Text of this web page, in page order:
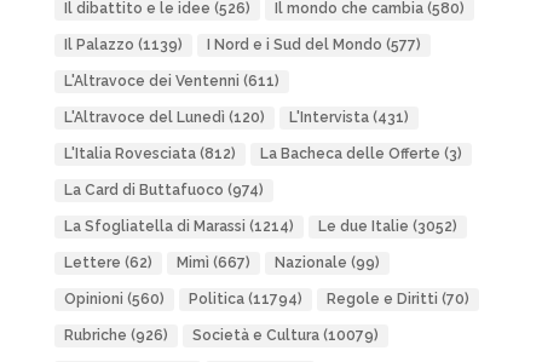
Il dibattito e le idee (526) Il mondo che cambia(580)
Il Palazzo (1139) I Nord e i Sud del Mondo (577)
L'Altravoce dei Ventenni (611)
L'Altravoce del Lunedì (120) L'Intervista(431)
L'Italia Rovesciata(812) La Bacheca delle Offerte (3)
La Card di Buttafuoco (974)
La Sfogliatella di Marassi (1214) Le due Italie (3052)
Lettere (62) Mimì (667) Nazionale (99)
Opinioni (560) Politica(11794) Regole e Diritti (70)
Rubriche (926) Società e Cultura(10079)